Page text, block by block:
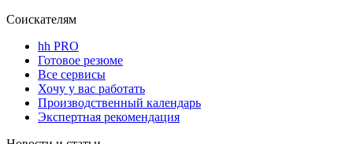
Соискателям
hh PRO
Готовое резюме
Все сервисы
Хочу у вас работать
Производственный календарь
Экспертная рекомендация